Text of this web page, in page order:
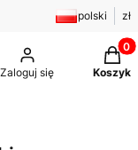
polski zł
Zaloguj się Koszyk